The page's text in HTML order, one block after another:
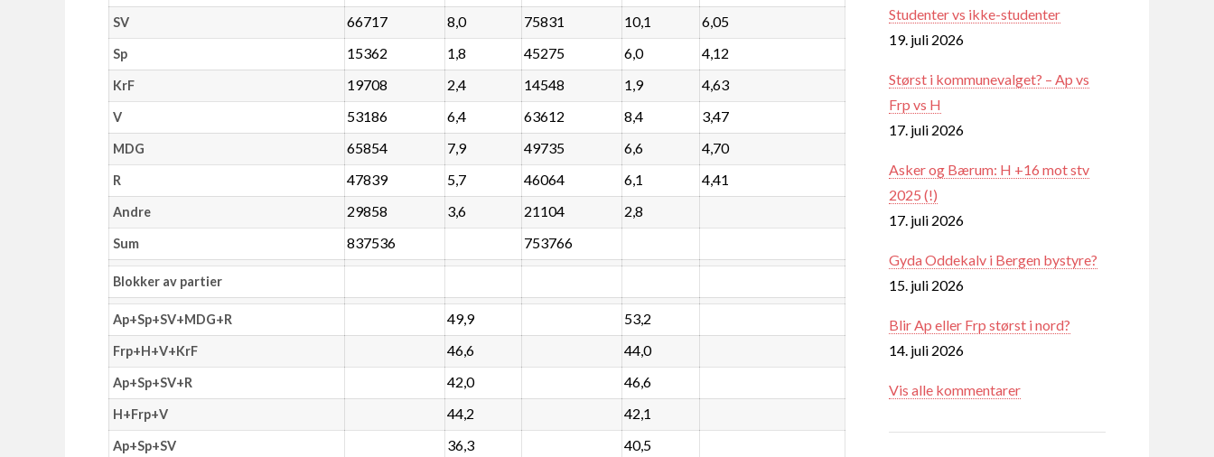
SV 66717 8,0 75831 10,1 6,05
Sp 15362 1,8 45275 6,0 4,12
KrF 19708 2,4 14548 1,9 4,63
V 53186 6,4 63612 8,4 3,47
MDG 65854 7,9 49735 6,6 4,70
R 47839 5,7 46064 6,1 4,41
Andre 29858 3,6 21104 2,8
Sum 837536 753766
Blokker av partier
Ap+Sp+SV+MDG+R 49,9 53,2
Frp+H+V+KrF 46,6 44,0
Ap+Sp+SV+R 42,0 46,6
H+Frp+V 44,2 42,1
Ap+Sp+SV 36,3 40,5
Studenter vs ikke-studenter
19. juli 2026
Størst i kommunevalget? – Ap vs
Frp vs H
17. juli 2026
Asker og Bærum: H +16 mot stv
2025 (!)
17. juli 2026
Gyda Oddekalv i Bergen bystyre?
15. juli 2026
Blir Ap eller Frp størst i nord?
14. juli 2026
Vis alle kommentarer